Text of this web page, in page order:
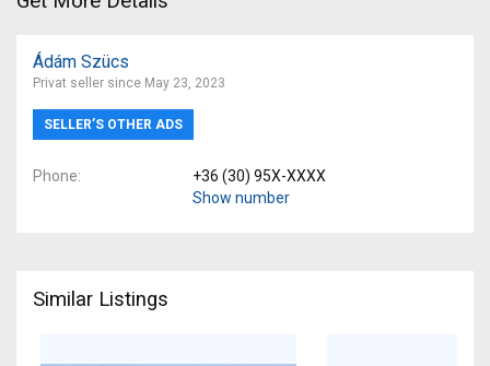
Ádám Szücs
Privat seller since May 23, 2023
SELLER’S OTHER ADS
Phone
+36 (30) 95X-XXXX
Show number
Similar Listings